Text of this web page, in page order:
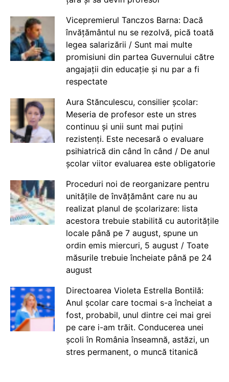
Vicepremierul Tanczos Barna: Dacă
învățământul nu se rezolvă, pică toată
legea salarizării / Sunt mai multe
promisiuni din partea Guvernului către
angajații din educație și nu par a fi
respectate
Aura Stănculescu, consilier școlar:
Meseria de profesor este un stres
continuu și unii sunt mai puțini
rezistenți. Este necesară o evaluare
psihiatrică din când în când / De anul
școlar viitor evaluarea este obligatorie
Proceduri noi de reorganizare pentru
unitățile de învățământ care nu au
realizat planul de școlarizare: lista
acestora trebuie stabilită cu autoritățile
locale până pe 7 august, spune un
ordin emis miercuri, 5 august / Toate
măsurile trebuie încheiate până pe 24
august
Directoarea Violeta Estrella Bontilă:
Anul școlar care tocmai s-a încheiat a
fost, probabil, unul dintre cei mai grei
pe care i-am trăit. Conducerea unei
școli în România înseamnă, astăzi, un
stres permanent, o muncă titanică